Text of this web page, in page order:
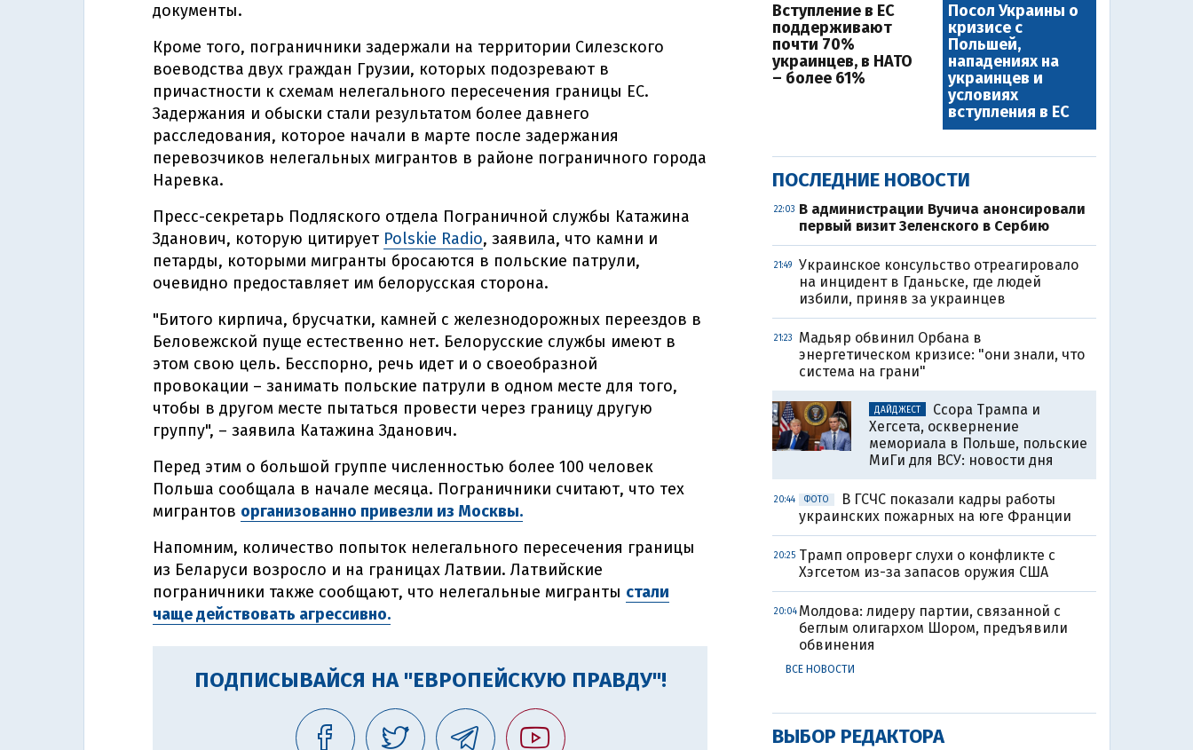
документы.
Кроме того, пограничники задержали на территории Силезского
воеводства двух граждан Грузии, которых подозревают в
причастности к схемам нелегального пересечения границы ЕС.
Задержания и обыски стали результатом более давнего
расследования, которое начали в марте после задержания
перевозчиков нелегальных мигрантов в районе пограничного города
Наревка.
Пресс-секретарь Подляского отдела Пограничной службы Катажина
Зданович, которую цитирует Polskie Radio, заявила, что камни и
петарды, которыми мигранты бросаются в польские патрули,
очевидно предоставляет им белорусская сторона.
"Битого кирпича, брусчатки, камней с железнодорожных переездов в
Беловежской пуще естественно нет. Белорусские службы имеют в
этом свою цель. Бесспорно, речь идет и о своеобразной
провокации – занимать польские патрули в одном месте для того,
чтобы в другом месте пытаться провести через границу другую
группу", – заявила Катажина Зданович.
Перед этим о большой группе численностью более 100 человек
Польша сообщала в начале месяца. Пограничники считают, что тех
мигрантов организованно привезли из Москвы.
Напомним, количество попыток нелегального пересечения границы
из Беларуси возросло и на границах Латвии. Латвийские
пограничники также сообщают, что нелегальные мигранты стали
чаще действовать агрессивно.
ПОДПИСЫВАЙСЯ НА "ЕВРОПЕЙСКУЮ ПРАВДУ"!
Вступление в ЕС
поддерживают
почти 70%
украинцев, в НАТО
– более 61%
Посол Украины о
кризисе с
Польшей,
нападениях на
украинцев и
условиях
вступления в ЕС
ПОСЛЕДНИЕ НОВОСТИ
22:03 В администрации Вучича анонсировали
первый визит Зеленского в Сербию
21:49
Украинское консульство отреагировало
на инцидент в Гданьске, где людей
избили, приняв за украинцев
21:23
Мадьяр обвинил Орбана в
энергетическом кризисе: "они знали, что
система на грани"
ДАЙДЖЕСТ
Ссора Трампа и
Хегсета, осквернение
мемориала в Польше, польские
МиГи для ВСУ: новости дня
20:44 ФОТО
В ГСЧС показали кадры работы
украинских пожарных на юге Франции
20:25 Трамп опроверг слухи о конфликте с
Хэгсетом из-за запасов оружия США
20:04 Молдова: лидеру партии, связанной с
беглым олигархом Шором, предъявили
обвинения
ВСЕ НОВОСТИ
ВЫБОР РЕДАКТОРА